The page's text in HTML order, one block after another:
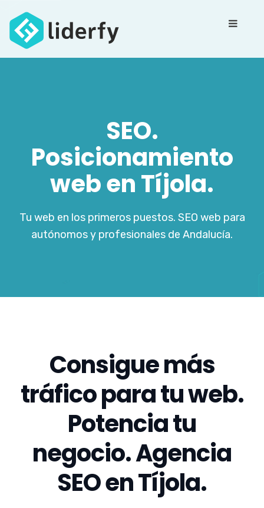
SEO.
Posicionamiento
web en Tíjola.
Tu web en los primeros puestos. SEO web para
autónomos y profesionales de Andalucía.
Consigue más
tráfico para tu web.
Potencia tu
negocio. Agencia
SEO en Tíjola.